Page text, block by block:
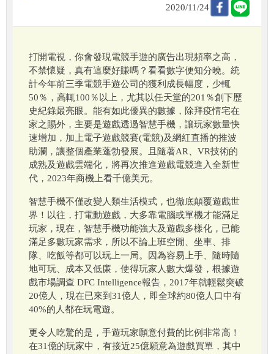
2020/11/24
打開電視，你會發現電競手遊的廣告出現頻率之高，
不禁懷疑，真有這麼好賺嗎？看看數字便知分曉。統
計今年前三季電競手遊公司的獲利成長幅度，少輒
50％，高輒100％以上，尤其以任天堂的201％創下歷
史紀錄最亮眼。能有如此優異的數據，除拜疫情宅在
家之賜外，主要是遊戲透過智慧手機，讓玩家數量快
速增加，加上電子遊戲競賽(電競)及網紅直播的推波
助瀾，讓整個產業蓬勃發展。且隨著AR、VR技術的
成熟及遊戲雲端化，將再次推進遊戲電競進入全新世
代，2023年商機上看千億美元。
智慧手機不僅改變人類生活模式，也徹底顛覆遊戲世
界！以往，打電動遊戲，大多靠電腦或單機才能滿足
玩家，現在，智慧手機功能強大及遊戲多樣化，已能
滿足多數玩家需求，所以不論上班空閒、坐車、排
隊、吃飯等都可以玩上一局。因為容易上手、隨時隨
地可玩、成本又低廉，使得玩家人數大爆發，根據遊
戲市場調查 DFC Intelligence報告，2017年就輕鬆突破
20億人，現在已來到31億人，即全球約80億人口中有
40%的人都在玩電遊。
更令人吃驚的是，手遊玩家願意付費的比例非常高！
在31億的玩家中，有接近25億願意為遊戲買單，其中